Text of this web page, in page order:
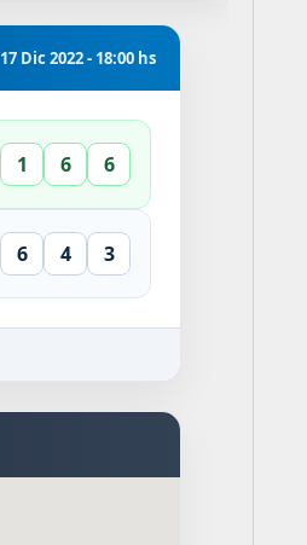
17 Dic 2022 - 18:00 hs
1 6 6
6 4 3